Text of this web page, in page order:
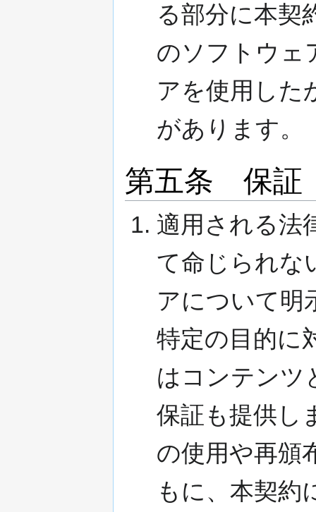
る部分に本契
のソフトウェ
アを使用した
があります。
第五条 保証
適用される法
て命じられな
アについて明
特定の目的に
はコンテンツ
保証も提供し
の使用や再頒
もに、本契約